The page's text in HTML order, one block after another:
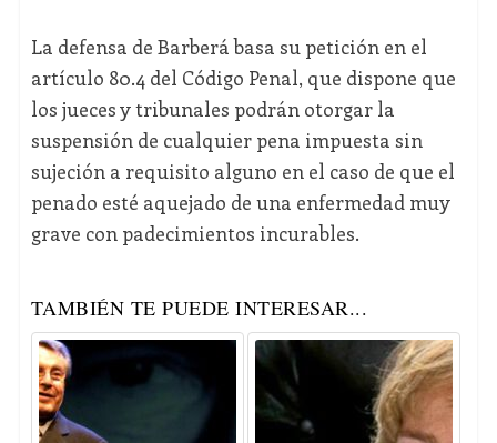
La defensa de Barberá basa su petición en el
artículo 80.4 del Código Penal, que dispone que
los jueces y tribunales podrán otorgar la
suspensión de cualquier pena impuesta sin
sujeción a requisito alguno en el caso de que el
penado esté aquejado de una enfermedad muy
grave con padecimientos incurables.
TAMBIÉN TE PUEDE INTERESAR...